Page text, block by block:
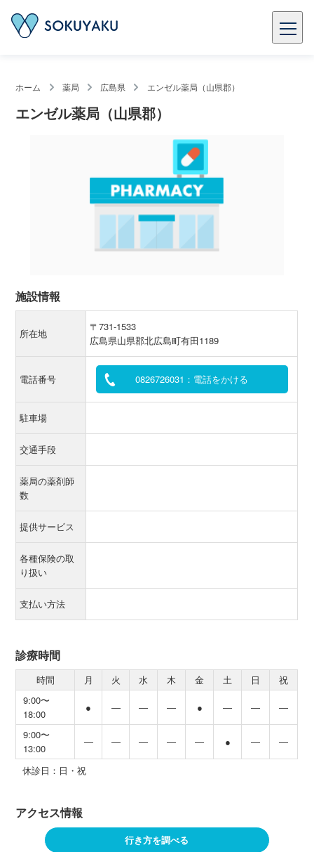
ホーム 薬局 広島県 エンゼル薬局（山県郡）
エンゼル薬局（山県郡）
施設情報
所在地
〒731-1533
広島県山県郡北広島町有田1189
電話番号 0826726031：電話をかける
駐車場
交通手段
薬局の薬剤師
数
提供サービス
各種保険の取
り扱い
支払い方法
診療時間
時間 月 火 水 木 金 土 日
祝
9:00〜
18:00
● ― ― ― ● ― ― ―
9:00〜
13:00
― ― ― ― ― ● ― ―
休診日：日・祝
アクセス情報
行き方を調べる